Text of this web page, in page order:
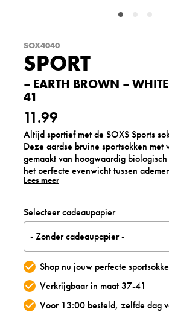
SOX4040
SPORT
– EARTH BROWN –
41
11.99
Altijd sportief met de SOXS Sports
Deze aardse bruine sportsokken met
gemaakt van hoogwaardig
het perfecte evenwicht tussen
stevigheid. Of je nu gaat hardlopen,
Dankzij de elastische pasvorm sluiten
zonder te knellen.
Lees meer
Selecteer cadeaupapier
- Zonder cadeaupapier -
Shop nu jouw perfecte
Verkrijgbaar in maat 37-41
Voor 13:00 besteld, zelfde dag